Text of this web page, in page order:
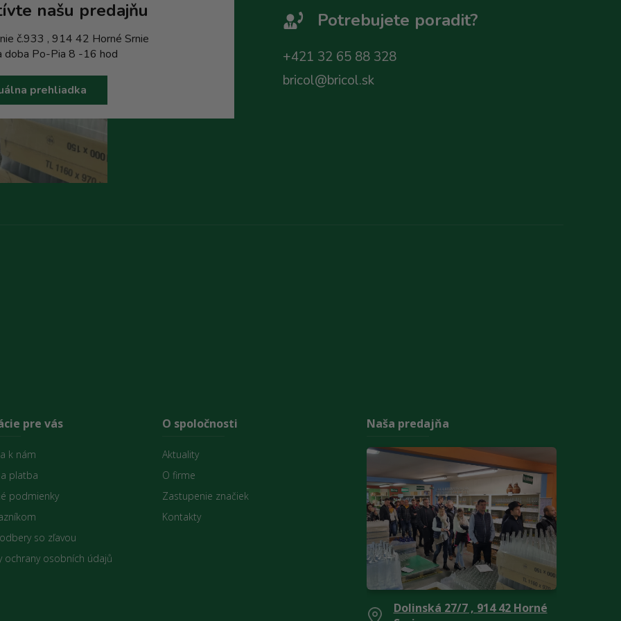
našu predajňu
č.933 , 914 42 Horné Srnie
doba Po-Pia 8 -16 hod
prehliadka
Potrebujete poradit?
+421 32 65 88 328
bricol@bricol.sk
pre vás
k nám
platba
podmienky
so zľavou
ochrany osobních údajů
O spoločnosti
Aktuality
O firme
Zastupenie značiek
Kontakty
Naša predajňa
Dolinská 27/7 , 914 42 Horné